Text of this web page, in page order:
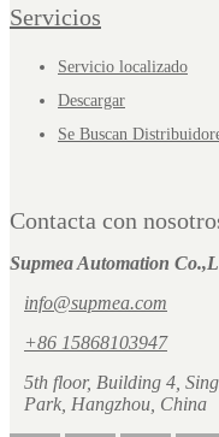
Servicios
Servicio localizado
Descargar
Se Buscan
Contacta con
Supmea Automation
info@supmea.com
+86 15868103947
5th floor, Building 4,
Park, Hangzhou, China